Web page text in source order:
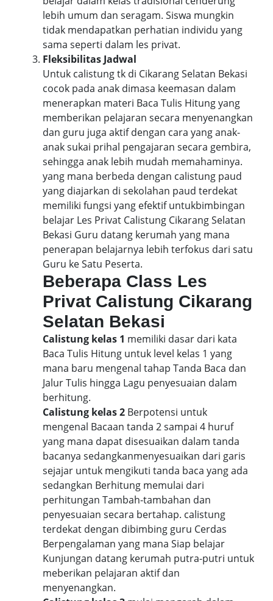
lebih umum dan seragam. Siswa mungkin
tidak mendapatkan perhatian individu yang
sama seperti dalam les privat.
Fleksibilitas Jadwal
Untuk calistung tk di Cikarang Selatan Bekasi
cocok pada anak dimasa keemasan dalam
menerapkan materi Baca Tulis Hitung yang
memberikan pelajaran secara menyenangkan
dan guru juga aktif dengan cara yang anak-
anak sukai prihal pengajaran secara gembira,
sehingga anak lebih mudah memahaminya.
yang mana berbeda dengan calistung paud
yang diajarkan di sekolahan paud terdekat
memiliki fungsi yang efektif untukbimbingan
belajar Les Privat Calistung Cikarang Selatan
Bekasi Guru datang kerumah yang mana
penerapan belajarnya lebih terfokus dari satu
Guru ke Satu Peserta.
Beberapa Class Les
Privat Calistung Cikarang
Selatan Bekasi
Calistung kelas 1 memiliki dasar dari kata
Baca Tulis Hitung untuk level kelas 1 yang
mana baru mengenal tahap Tanda Baca dan
Jalur Tulis hingga Lagu penyesuaian dalam
berhitung.
Calistung kelas 2 Berpotensi untuk
mengenal Bacaan tanda 2 sampai 4 huruf
yang mana dapat disesuaikan dalam tanda
bacanya sedangkanmenyesuaikan dari garis
sejajar untuk mengikuti tanda baca yang ada
sedangkan Berhitung memulai dari
perhitungan Tambah-tambahan dan
penyesuaian secara bertahap. calistung
terdekat dengan dibimbing guru Cerdas
Berpengalaman yang mana Siap belajar
Kunjungan datang kerumah putra-putri untuk
meberikan pelajaran aktif dan
menyenangkan.